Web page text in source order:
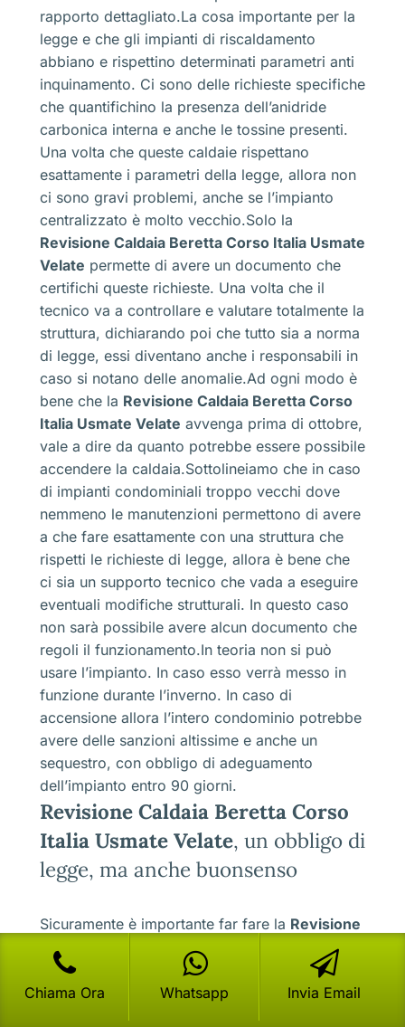
rapporto dettagliato.La cosa importante per la
legge e che gli impianti di riscaldamento
abbiano e rispettino determinati parametri anti
inquinamento. Ci sono delle richieste specifiche
che quantifichino la presenza dell’anidride
carbonica interna e anche le tossine presenti.
Una volta che queste caldaie rispettano
esattamente i parametri della legge, allora non
ci sono gravi problemi, anche se l’impianto
centralizzato è molto vecchio.Solo la
Revisione Caldaia Beretta Corso Italia Usmate
Velate permette di avere un documento che
certifichi queste richieste. Una volta che il
tecnico va a controllare e valutare totalmente la
struttura, dichiarando poi che tutto sia a norma
di legge, essi diventano anche i responsabili in
caso si notano delle anomalie.Ad ogni modo è
bene che la Revisione Caldaia Beretta Corso
Italia Usmate Velate avvenga prima di ottobre,
vale a dire da quanto potrebbe essere possibile
accendere la caldaia.Sottolineiamo che in caso
di impianti condominiali troppo vecchi dove
nemmeno le manutenzioni permettono di avere
a che fare esattamente con una struttura che
rispetti le richieste di legge, allora è bene che
ci sia un supporto tecnico che vada a eseguire
eventuali modifiche strutturali. In questo caso
non sarà possibile avere alcun documento che
regoli il funzionamento.In teoria non si può
usare l’impianto. In caso esso verrà messo in
funzione durante l’inverno. In caso di
accensione allora l’intero condominio potrebbe
avere delle sanzioni altissime e anche un
sequestro, con obbligo di adeguamento
dell’impianto entro 90 giorni.
Revisione Caldaia Beretta Corso
Italia Usmate Velate, un obbligo di
legge, ma anche buonsenso
Sicuramente è importante far fare la Revisione
Caldaia Beretta Corso Italia Usmate Velate
per diminuire i consumi e anche per avere una
totale assenza dell’inquinamento atmosferico,
Chiama Ora Whatsapp Invia Email